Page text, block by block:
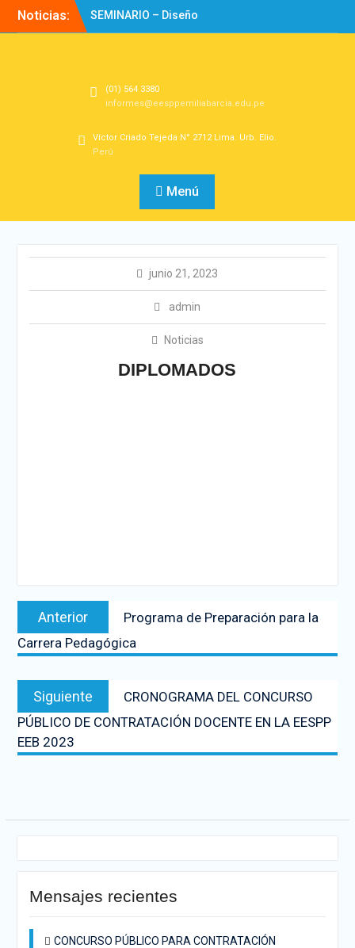
Noticias:
SEMINARIO – Diseño
Experiencias de
(01) 564 3380
informes@eesppemiliabarcia.edu.pe
Víctor Criado Tejeda N° 2712 Lima. Urb. Elio.
Perú
Menú
junio 21, 2023
admin
Noticias
DIPLOMADOS
Anterior
Programa de Preparación para la
Carrera Pedagógica
Siguiente
CRONOGRAMA DEL CONCURSO
PÚBLICO DE CONTRATACIÓN DOCENTE EN LA EESPP
EEB 2023
Mensajes recientes
CONCURSO PÚBLICO PARA CONTRATACIÓN